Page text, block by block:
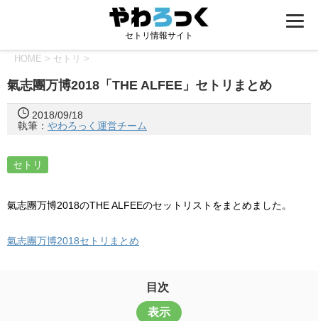
セトリ情報サイト
HOME > セトリ >
氣志團万博2018「THE ALFEE」セトリまとめ
2018/09/18
執筆： やわろっく運営チーム
セトリ
氣志團万博2018のTHE ALFEEのセットリストをまとめました。
氣志團万博2018セトリまとめ
目次
表示